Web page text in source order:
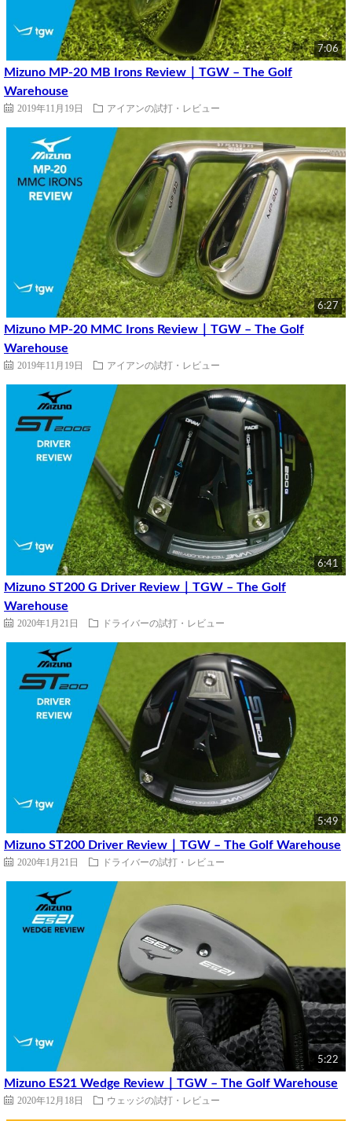
7:06
Mizuno MP-20 MB Irons Review｜TGW – The Golf
Warehouse
2019年11月19日 アイアンの試打・レビュー
6:27
Mizuno MP-20 MMC Irons Review｜TGW – The Golf
Warehouse
2019年11月19日 アイアンの試打・レビュー
6:41
Mizuno ST200 G Driver Review｜TGW – The Golf
Warehouse
2020年1月21日 ドライバーの試打・レビュー
5:49
Mizuno ST200 Driver Review｜TGW – The Golf Warehouse
2020年1月21日 ドライバーの試打・レビュー
5:22
Mizuno ES21 Wedge Review｜TGW – The Golf Warehouse
2020年12月18日 ウェッジの試打・レビュー